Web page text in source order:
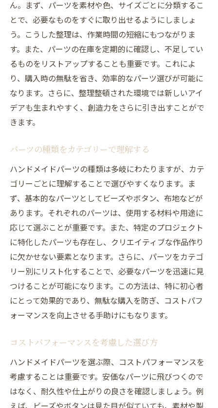
ん。まず、パーツを素材や色、サイズごとに分類するこ
とで、必要なものをすぐに取り出せるようにしましょ
う。こうした整理は、作業時間の短縮にもつながりま
す。また、パーツの在庫を定期的に確認し、不足してい
るものをリストアップすることも重要です。これによ
り、購入時の無駄を省き、効率的なパーツ選びが可能に
なります。さらに、整理整頓された環境では新しいアイ
デアも生まれやすく、創造力をさらに引き出すことがで
きます。
パーツの種類をカテゴリーで理解する
ハンドメイドパーツの種類は多岐にわたりますが、カテ
ゴリーごとに理解することで選びやすくなります。ま
ず、基本的なパーツとしてビーズやボタン、布地などが
あります。それぞれのパーツは、使用する材料や用途に
応じて選ぶことが重要です。また、特定のプロジェクト
に特化したパーツも存在し、クリエイティブな作品作り
に欠かせない要素となります。さらに、パーツをカテゴ
リー別にリスト化することで、必要なパーツを迅速に見
つけることが可能になります。この方法は、特に初心者
にとって効果的であり、無駄な購入を防ぎ、コストパフ
ォーマンスを向上させる手助けにもなります。
コストパフォーマンスを考慮した選び方
ハンドメイドパーツを選ぶ際、コストパフォーマンスを
考慮することは重要です。安価なパーツに飛びつくので
はなく、耐久性や仕上がりの良さを確認しましょう。例
えば、ビーズやボタンは見た目が似ていても、素材や製